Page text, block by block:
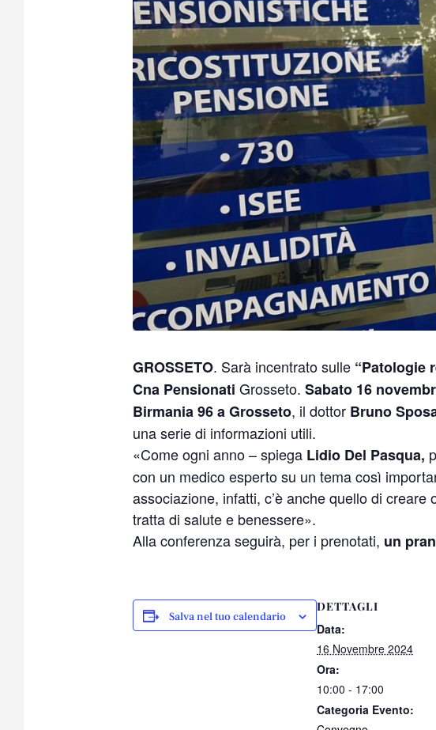
GROSSETO. Sarà incentrato sulle “Patologie
Cna Pensionati Grosseto. Sabato 16
Birmania 96 a Grosseto, il dottor Bruno
una serie di informazioni utili.
«Come ogni anno – spiega Lidio Del Pasqua,
con un medico esperto su un tema così
associazione, infatti, c’è anche quello di
tratta di salute e benessere».
Alla conferenza seguirà, per i prenotati, un
Salva nel tuo calendario
DETTAGLI
Data:
16 Novembre 2024
Ora:
10:00 - 17:00
Categoria Evento: